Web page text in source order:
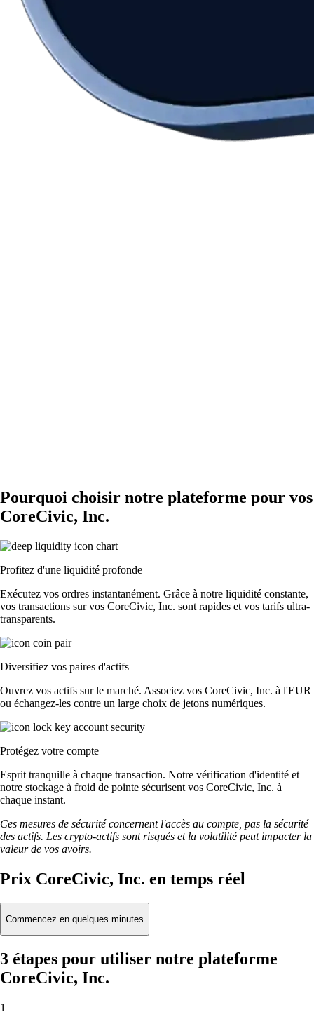
Pourquoi choisir notre plateforme pour vos
CoreCivic, Inc.
Profitez d'une liquidité profonde
Exécutez vos ordres instantanément. Grâce à notre liquidité constante,
vos transactions sur vos CoreCivic, Inc. sont rapides et vos tarifs ultra-
transparents.
Diversifiez vos paires d'actifs
Ouvrez vos actifs sur le marché. Associez vos CoreCivic, Inc. à l'EUR
ou échangez-les contre un large choix de jetons numériques.
Protégez votre compte
Esprit tranquille à chaque transaction. Notre vérification d'identité et
notre stockage à froid de pointe sécurisent vos CoreCivic, Inc. à
chaque instant.
Ces mesures de sécurité concernent l'accès au compte, pas la sécurité
des actifs. Les crypto-actifs sont risqués et la volatilité peut impacter la
valeur de vos avoirs.
Prix CoreCivic, Inc. en temps réel
Commencez en quelques minutes
3 étapes pour utiliser notre plateforme
CoreCivic, Inc.
1